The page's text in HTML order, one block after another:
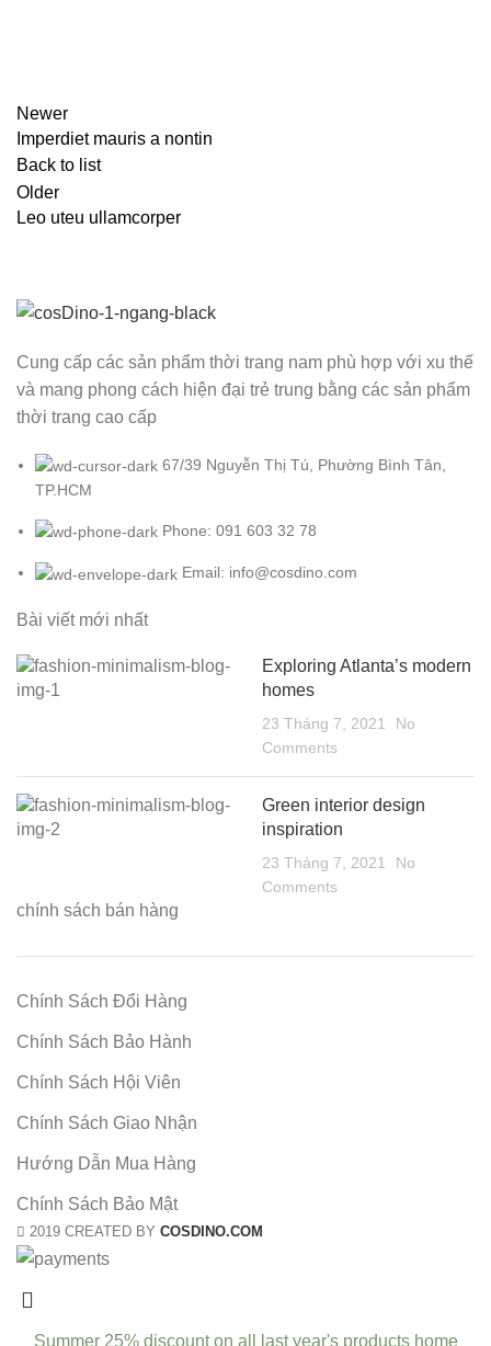
Newer
Imperdiet mauris a nontin
Back to list
Older
Leo uteu ullamcorper
Cung cấp các sản phẩm thời trang nam phù hợp với xu thế
và mang phong cách hiện đại trẻ trung bằng các sản phẩm
thời trang cao cấp
67/39 Nguyễn Thị Tú, Phường Bình Tân,
TP.HCM
Phone: 091 603 32 78
Email: info@cosdino.com
Bài viết mới nhất
Exploring Atlanta’s modern
homes
23 Tháng 7, 2021
No
Comments
Green interior design
inspiration
23 Tháng 7, 2021
No
Comments
chính sách bán hàng
Chính Sách Đổi Hàng
Chính Sách Bảo Hành
Chính Sách Hội Viên
Chính Sách Giao Nhận
Hướng Dẫn Mua Hàng
Chính Sách Bảo Mật
2019 CREATED BY COSDINO.COM
Summer 25% discount on all last year's products home